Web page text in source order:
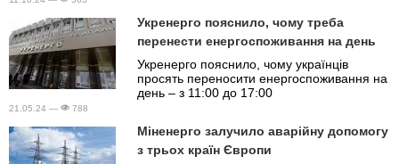
Укренерго пояснило, чому треба
перенести енергоспоживання на день
Укренерго пояснило, чому українців
просять переносити енергоспоживання на
день – з 11:00 до 17:00
21.05.24 — 788
Міненерго залучило аварійну допомогу
з трьох країн Європи